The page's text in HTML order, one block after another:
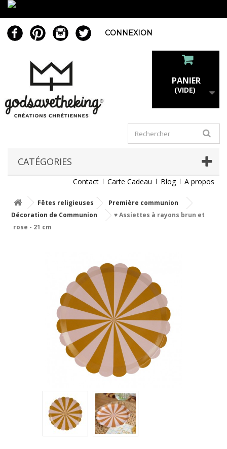
CONNEXION
PANIER
(VIDE)
CATÉGORIES
Contact Carte Cadeau Blog A propos
Fêtes religieuses
Première communion
Décoration de Communion
♥ Assiettes à rayons brun et
rose - 21 cm